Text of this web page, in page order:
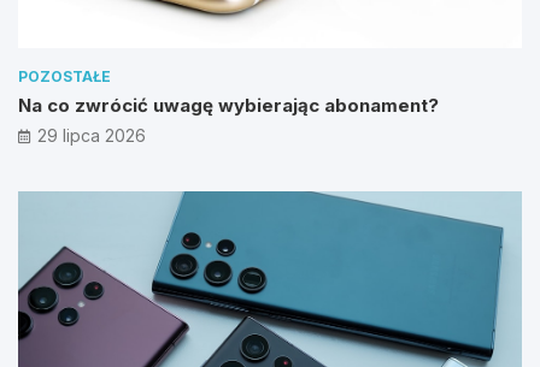
POZOSTAŁE
Na co zwrócić uwagę wybierając abonament?
29 lipca 2026